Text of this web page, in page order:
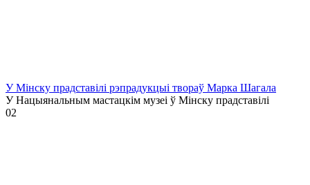
У Мінску прадставілі рэпрадукцыі твораў Марка Шагала
У Нацыянальным мастацкім музеі ў Мінску прадставілі
02